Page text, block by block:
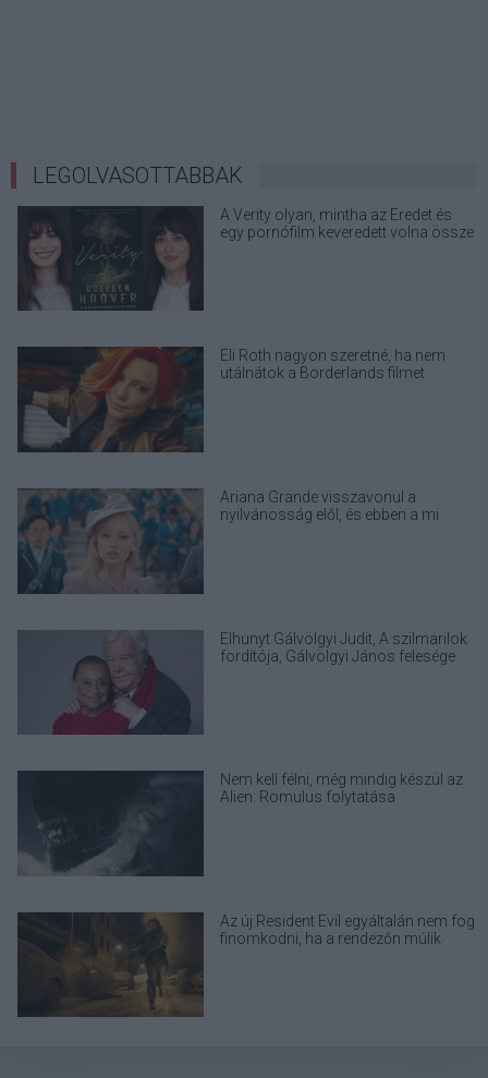
LEGOLVASOTTABBAK
A Verity olyan, mintha az Eredet és
egy pornófilm keveredett volna össze
Eli Roth nagyon szeretné, ha nem
utálnátok a Borderlands filmet
Ariana Grande visszavonul a
nyilvánosság elől, és ebben a mi
Elhunyt Gálvölgyi Judit, A szilmarilok
fordítója, Gálvölgyi János felesége
Nem kell félni, még mindig készül az
Alien: Romulus folytatása
Az új Resident Evil egyáltalán nem fog
finomkodni, ha a rendezőn múlik